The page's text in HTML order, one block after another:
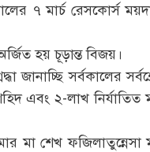
৭ মার্চ রেসকোর্স
হয় চূড়ান্ত বিজয়।
জানাচ্ছি সর্বকালের
এবং ২-লাখ নির্যাতিত
মা শেখ ফজিলাতুন্নেসা